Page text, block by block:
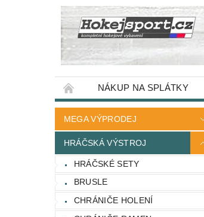
NÁKUP NA SPLÁTKY
MEGA VÝPRODEJ
HRÁČSKÁ VÝSTROJ
HRÁČSKÉ SETY
BRUSLE
CHRÁNIČE HOLENÍ